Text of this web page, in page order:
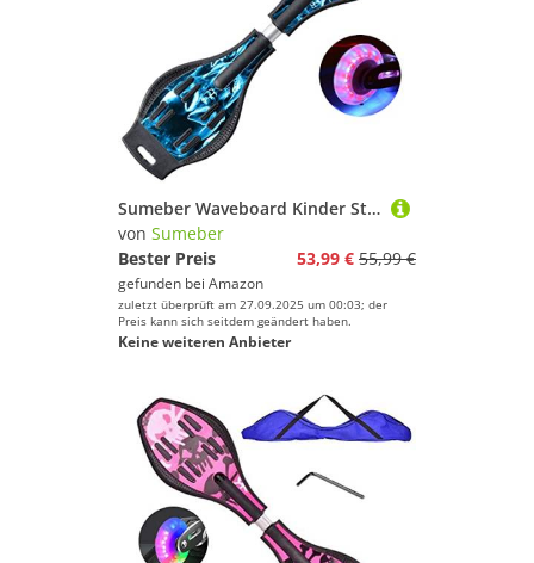
Sumeber Waveboard Kinder Street Surfen Caster Torsion Skateboard Double Decks Casterboards für Wave/Surf Waveboard/Castor Board with Light Up Wheels for Kids/Teens (Blue Skull)
von Sumeber
Bester Preis
53,99 € 55,99 €
gefunden bei Amazon
zuletzt überprüft am 27.09.2025 um 00:03; der
Preis kann sich seitdem geändert haben.
Keine weiteren Anbieter